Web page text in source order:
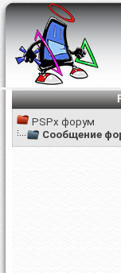
PSPx форум
Сообщение